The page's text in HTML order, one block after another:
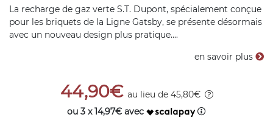
La recharge de gaz verte S.T. Dupont, spécialement conçue
pour les briquets de la Ligne Gatsby, se présente désormais
avec un nouveau design plus pratique....
en savoir plus
44,90€ au lieu de 45,80€
ou 3 x 14,97€ avec